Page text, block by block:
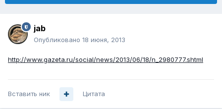
jab
Опубликовано 18 июня, 2013
http://www.gazeta.ru/social/news/2013/06/18/n_2980777.shtml
Вставить ник Цитата